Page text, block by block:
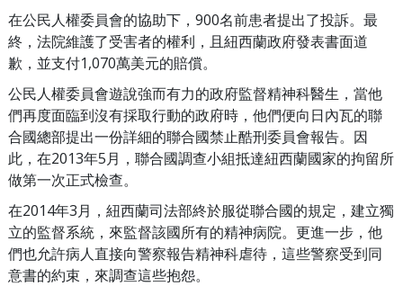
在公民人權委員會的協助下，900名前患者提出了投訴。最
終，法院維護了受害者的權利，且紐西蘭政府發表書面道
歉，並支付1,070萬美元的賠償。
公民人權委員會遊說強而有力的政府監督精神科醫生，當他
們再度面臨到沒有採取行動的政府時，他們便向日內瓦的聯
合國總部提出一份詳細的聯合國禁止酷刑委員會報告。因
此，在2013年5月，聯合國調查小組抵達紐西蘭國家的拘留所
做第一次正式檢查。
在2014年3月，紐西蘭司法部終於服從聯合國的規定，建立獨
立的監督系統，來監督該國所有的精神病院。更進一步，他
們也允許病人直接向警察報告精神科虐待，這些警察受到同
意書的約束，來調查這些抱怨。